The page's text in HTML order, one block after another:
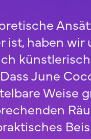
haben
June
Weise